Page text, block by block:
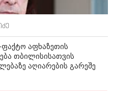
აფხაზეთის
თბილისისათვის
აღიარების გარეშე